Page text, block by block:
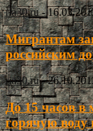
ria30.ru -
Мигрантам
российским
ria30.ru -
До 15 часов в
горячую воду